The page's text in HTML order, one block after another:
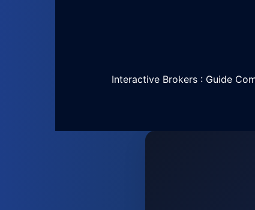
Interactive Brokers : Guide